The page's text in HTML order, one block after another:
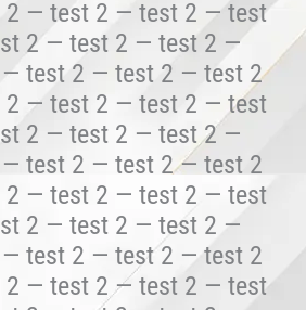
— test 2 — test 2 — test
2 — test 2 — test 2 —
test 2 — test 2 — test 2
— test 2 — test 2 — test
2 — test 2 — test 2 —
test 2 — test 2 — test 2
— test 2 — test 2 — test
2 — test 2 — test 2 —
test 2 — test 2 — test 2
— test 2 — test 2 — test